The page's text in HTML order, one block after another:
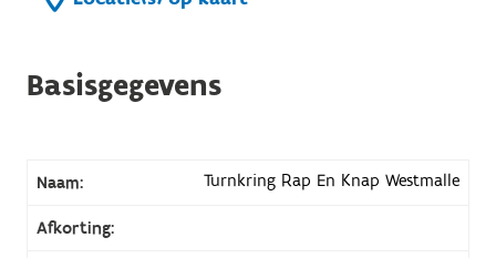
Basisgegevens
Naam: Turnkring Rap En Knap Westmalle
Afkorting: